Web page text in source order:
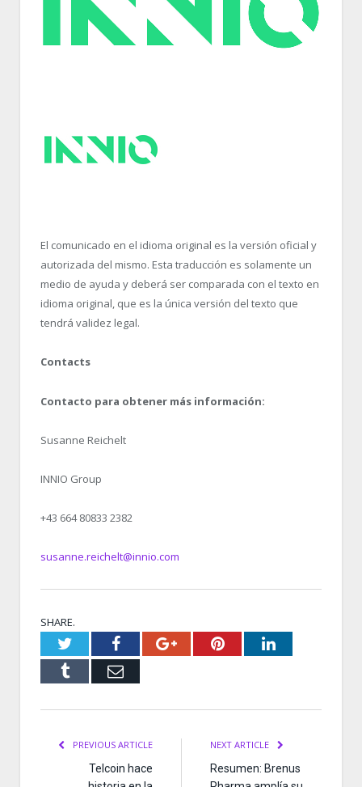
El comunicado en el idioma original es la versión oficial y
autorizada del mismo. Esta traducción es solamente un
medio de ayuda y deberá ser comparada con el texto en
idioma original, que es la única versión del texto que
tendrá validez legal.
Contacts
Contacto para obtener más información:
Susanne Reichelt
INNIO Group
+43 664 80833 2382
susanne.reichelt@innio.com
SHARE.
TwitterFacebookGoogle+PinterestLinkedIn
Tumblr Email
PREVIOUS ARTICLE
Telcoin hace
NEXT ARTICLE
Resumen: Brenus